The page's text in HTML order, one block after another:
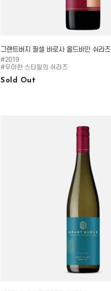
그랜트버지 필셀 바로사 올드바인 쉬라즈
#2019
#우아한 스타일의 쉬라즈
Sold Out